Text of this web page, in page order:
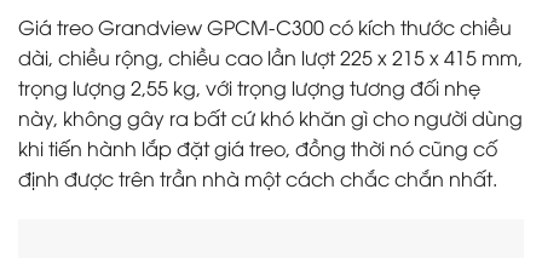
Giá treo Grandview GPCM-C300 có kích thước chiều
dài, chiều rộng, chiều cao lần lượt 225 x 215 x 415 mm,
trọng lượng 2,55 kg, với trọng lượng tương đối nhẹ
này, không gây ra bất cứ khó khăn gì cho người dùng
khi tiến hành lắp đặt giá treo, đồng thời nó cũng cố
định được trên trần nhà một cách chắc chắn nhất.